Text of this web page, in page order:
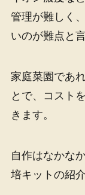
管理が難しく
いのが難点と
家庭菜園であ
とで、コスト
きます。
自作はなかな
培キットの紹